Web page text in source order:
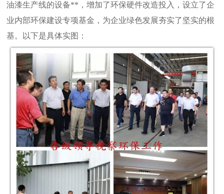
油漆生产线的设备**，增加了环保硬件改造投入，设立了企
业内部环保建设专项基金，为企业绿色发展夯实了坚实的根
基。以下是具体实图：